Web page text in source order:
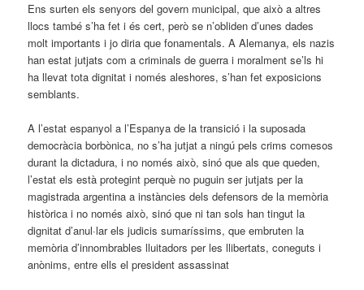
Ens surten els senyors del govern municipal, que això a altres
llocs també s’ha fet i és cert, però se n’obliden d’unes dades
molt importants i jo diria que fonamentals. A Alemanya, els nazis
han estat jutjats com a criminals de guerra i moralment se’ls hi
ha llevat tota dignitat i només aleshores, s’han fet exposicions
semblants.
A l’estat espanyol a l’Espanya de la transició i la suposada
democràcia borbònica, no s’ha jutjat a ningú pels crims comesos
durant la dictadura, i no només això, sinó que als que queden,
l’estat els està protegint perquè no puguin ser jutjats per la
magistrada argentina a instàncies dels defensors de la memòria
històrica i no només això, sinó que ni tan sols han tingut la
dignitat d’anul·lar els judicis sumaríssims, que embruten la
memòria d’innombrables lluitadors per les llibertats, coneguts i
anònims, entre ells el president assassinat